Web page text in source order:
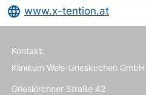
language www.x-tention.at
Kontakt:
Klinikum Wels-Grieskirchen GmbH
Grieskirchner Straße 42